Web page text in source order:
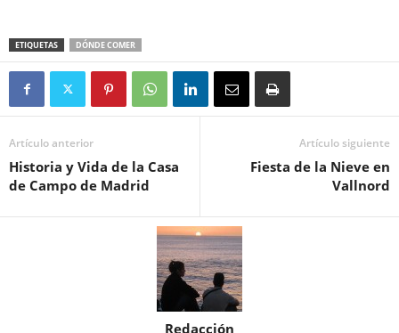
ETIQUETAS DÓNDE COMER
Artículo anterior
Historia y Vida de la Casa
de Campo de Madrid
Artículo siguiente
Fiesta de la Nieve en
Vallnord
Redacción